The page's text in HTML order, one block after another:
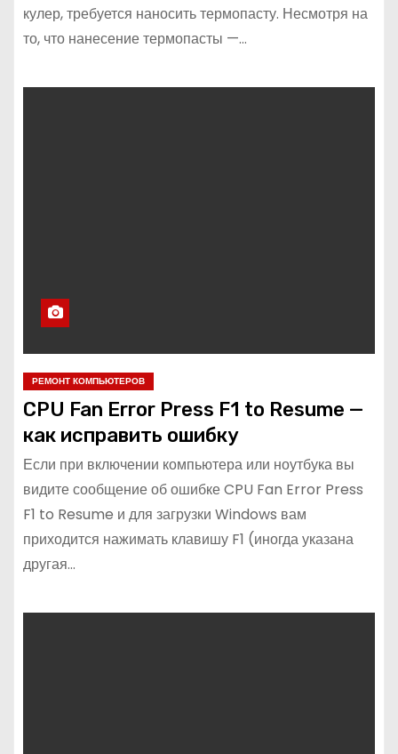
кулер, требуется наносить термопасту. Несмотря на
то, что нанесение термопасты —…
РЕМОНТ КОМПЬЮТЕРОВ
CPU Fan Error Press F1 to Resume —
как исправить ошибку
Если при включении компьютера или ноутбука вы
видите сообщение об ошибке CPU Fan Error Press
F1 to Resume и для загрузки Windows вам
приходится нажимать клавишу F1 (иногда указана
другая…